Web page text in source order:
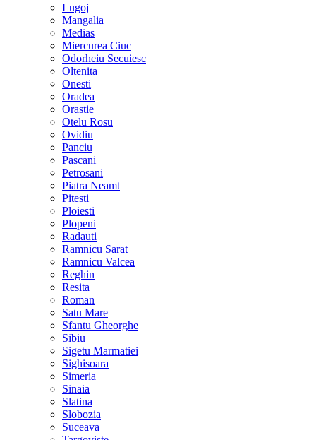
Lugoj
Mangalia
Medias
Miercurea Ciuc
Odorheiu Secuiesc
Oltenita
Onesti
Oradea
Orastie
Otelu Rosu
Ovidiu
Panciu
Pascani
Petrosani
Piatra Neamt
Pitesti
Ploiesti
Plopeni
Radauti
Ramnicu Sarat
Ramnicu Valcea
Reghin
Resita
Roman
Satu Mare
Sfantu Gheorghe
Sibiu
Sigetu Marmatiei
Sighisoara
Simeria
Sinaia
Slatina
Slobozia
Suceava